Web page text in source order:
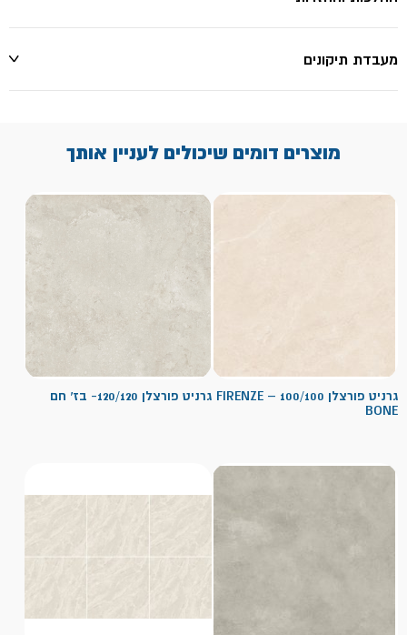
מעבדת תיקונים
מוצרים דומים שיכולים לעניין אותך
גרניט פורצלן 100/100 – FIRENZE
BONE
גרניט פורצלן 120/120- בז' חם